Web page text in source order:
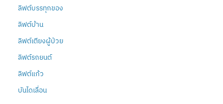
ลิฟต์บรรทุกของ
ลิฟต์บ้าน
ลิฟต์เตียงผู้ป่วย
ลิฟต์รถยนต์
ลิฟต์แก้ว
บันไดเลื่อน